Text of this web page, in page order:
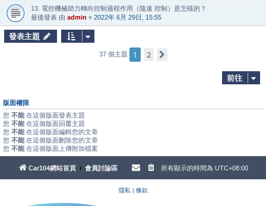
13. 電控機械助力轉向控制過程作用（隨速 控制）是怎樣的？
最後發表 由 admin « 2022年 6月 29日, 15:55
發表主題
37 個主題 1 2
前往
版面權限
您 不能 在這個版面發表主題
您 不能 在這個版面回覆主題
您 不能 在這個版面編輯您的文章
您 不能 在這個版面刪除您的文章
您 不能 在這個版面上傳附加檔案
Car104網站首頁 會員討論區 所有顯示的時間為 UTC+08:00
隱私 | 條款